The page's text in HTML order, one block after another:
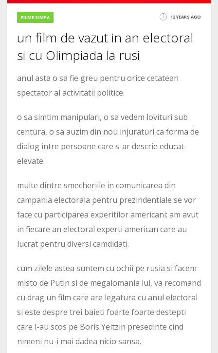
FILME SIMPA 12 YEARS AGO
un film de vazut in an electoral
si cu Olimpiada la rusi
anul asta o sa fie greu pentru orice cetatean
spectator al activitatii politice.
o sa simtim manipulari, o sa vedem lovituri sub
centura, o sa auzim din nou injuraturi ca forma de
dialog intre persoane care s-ar descrie educat-
elevate.
multe dintre smecheriile in comunicarea din
campania electorala pentru prezindentiale se vor
face cu participarea experitilor americani; am avut
in fiecare an electoral experti american care au
lucrat pentru diversi camdidati.
cum zilele astea suntem cu ochii pe rusia si facem
misto de Putin si de megalomania lui, va recomand
cu drag un film care are legatura cu anul electoral
si este despre trei baieti foarte foarte destepti
care l-au scos pe Boris Yeltzin presedinte cind
nimeni nu-i mai dadea nicio sansa.